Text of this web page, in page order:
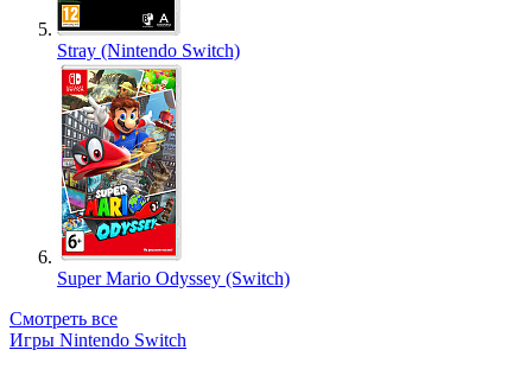
Stray (Nintendo Switch)
Super Mario Odyssey (Switch)
Смотреть все
Игры Nintendo Switch